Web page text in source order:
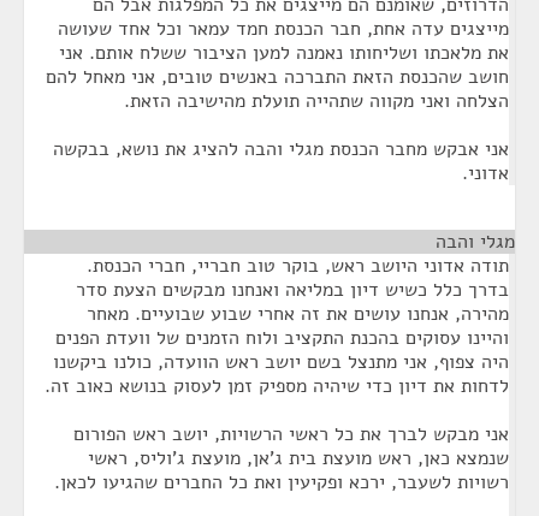
מייצגים עדה אחת, חבר הכנסת חמד עמאר וכל אחד שעושה
את מלאכתו ושליחותו נאמנה למען הציבור ששלח אותם. אני
חושב שהכנסת הזאת התברכה באנשים טובים, אני מאחל להם
הצלחה ואני מקווה שתהייה תועלת מהישיבה הזאת.
אני אבקש מחבר הכנסת מגלי והבה להציג את נושא, בבקשה
אדוני.
מגלי והבה
תודה אדוני היושב ראש, בוקר טוב חבריי, חברי הכנסת.
בדרך כלל כשיש דיון במליאה ואנחנו מבקשים הצעת סדר
מהירה, אנחנו עושים את זה אחרי שבוע שבועיים. מאחר
והיינו עסוקים בהכנת התקציב ולוח הזמנים של וועדת הפנים
היה צפוף, אני מתנצל בשם יושב ראש הוועדה, כולנו ביקשנו
לדחות את דיון כדי שיהיה מספיק זמן לעסוק בנושא כאוב זה.
אני מבקש לברך את כל ראשי הרשויות, יושב ראש הפורום
שנמצא כאן, ראש מועצת בית ג'אן, מועצת ג'וליס, ראשי
רשויות לשעבר, ירכא ופקיעין ואת כל החברים שהגיעו לכאן.